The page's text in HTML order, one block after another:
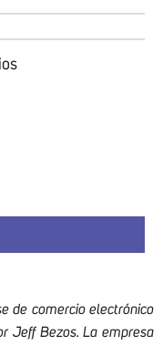
de comercio electrónico
Jeff Bezos. La empresa